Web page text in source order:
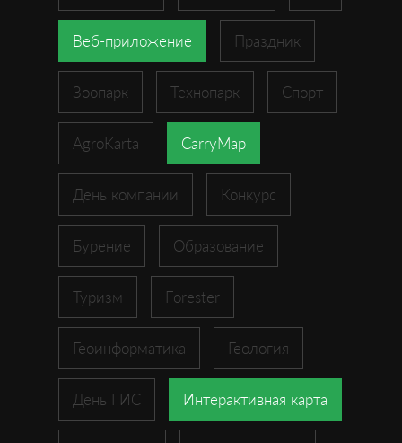
Веб-приложение Праздник
Зоопарк Технопарк Спорт
AgroKarta CarryMap
День компании Конкурс
Бурение Образование
Туризм Forester
Геоинформатика Геология
День ГИС Интерактивная карта